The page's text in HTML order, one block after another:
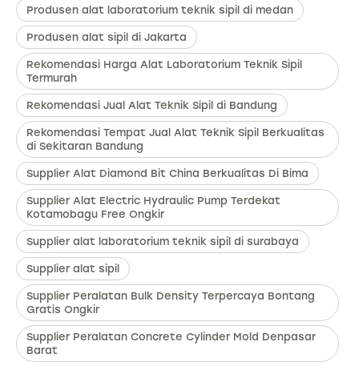
Produsen alat laboratorium teknik sipil di medan
Produsen alat sipil di Jakarta
Rekomendasi Harga Alat Laboratorium Teknik Sipil
Termurah
Rekomendasi Jual Alat Teknik Sipil di Bandung
Rekomendasi Tempat Jual Alat Teknik Sipil Berkualitas
di Sekitaran Bandung
Supplier Alat Diamond Bit China Berkualitas Di Bima
Supplier Alat Electric Hydraulic Pump Terdekat
Kotamobagu Free Ongkir
Supplier alat laboratorium teknik sipil di surabaya
Supplier alat sipil
Supplier Peralatan Bulk Density Terpercaya Bontang
Gratis Ongkir
Supplier Peralatan Concrete Cylinder Mold Denpasar
Barat